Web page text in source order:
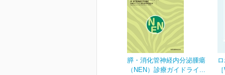
膵・消化管神経内分泌腫瘍
（NEN）診療ガイドライ...